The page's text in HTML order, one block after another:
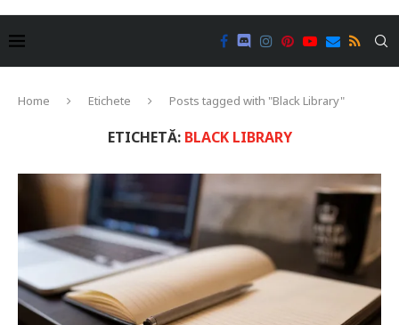
Home Etichete Posts tagged with "Black Library"
ETICHETĂ: BLACK LIBRARY